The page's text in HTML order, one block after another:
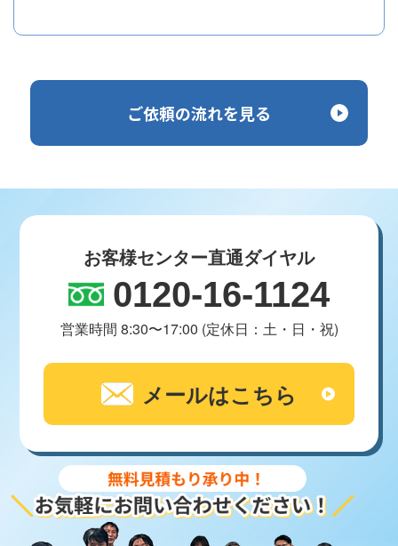
ご依頼の流れを見る
お客様センター直通ダイヤル
0120-16-1124
営業時間 8:30〜17:00 (定休日：土・日・祝)
メールはこちら